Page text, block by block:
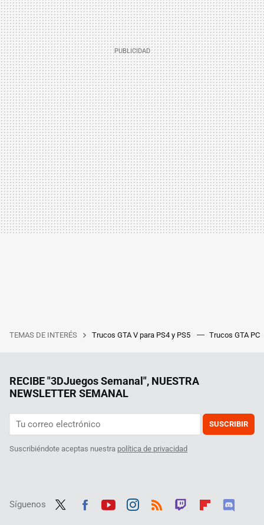
TEMAS DE INTERÉS Trucos GTA V para PS4 y PS5 Trucos GTA PC
RECIBE "3DJuegos Semanal", NUESTRA
NEWSLETTER SEMANAL
SUSCRIBIR
Suscribiéndote aceptas nuestra política de privacidad
Síguenos